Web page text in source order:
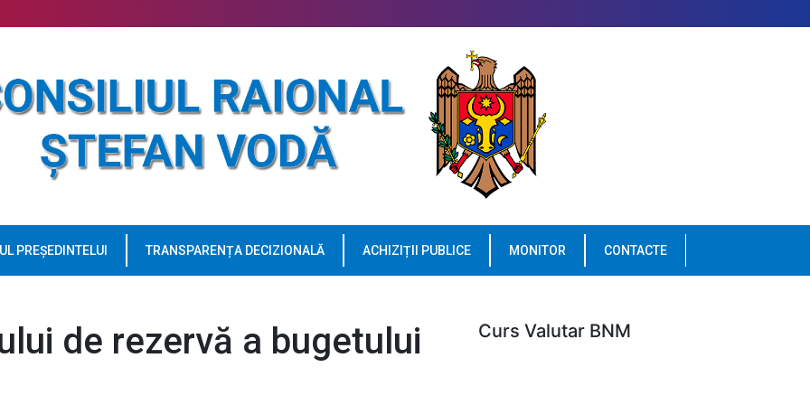
PREȘEDINTELUI TRANSPARENȚA DECIZIONALĂ ACHIZIȚII PUBLICE MONITOR CONTACTE
de rezervă a bugetului Curs Valutar BNM